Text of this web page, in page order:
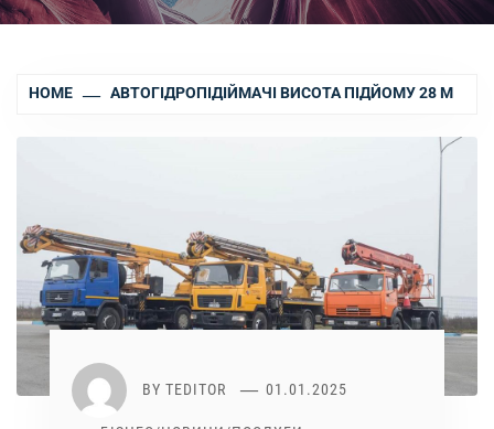
HOME АВТОГІДРОПІДІЙМАЧІ ВИСОТА ПІДЙОМУ 28 М
BY TEDITOR 01.01.2025